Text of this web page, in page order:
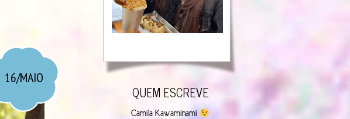
16/MAIO
QUEM ESCREVE
Camila Kawaminami